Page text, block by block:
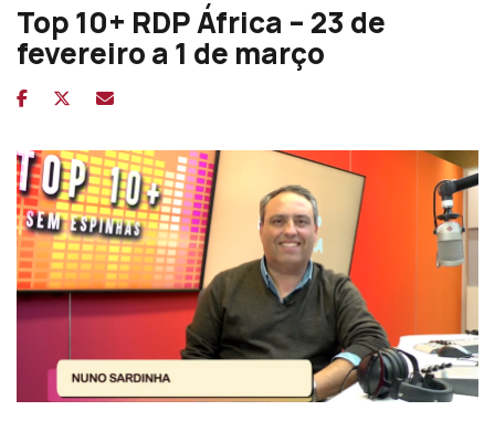
Top 10+ RDP África – 23 de
fevereiro a 1 de março